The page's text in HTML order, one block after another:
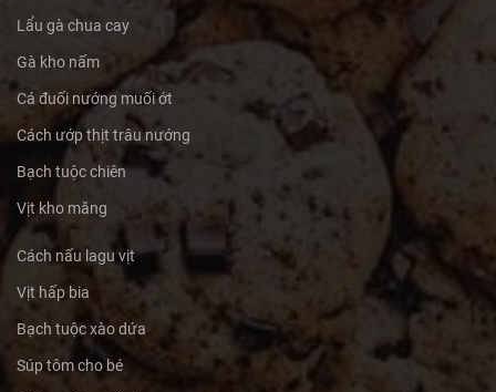
Lẩu gà chua cay
Gà kho nấm
Cá đuối nướng muối ớt
Cách ướp thịt trâu nướng
Bạch tuộc chiên
Vịt kho măng
Cách nấu lagu vịt
Vịt hấp bia
Bạch tuộc xào dứa
Súp tôm cho bé